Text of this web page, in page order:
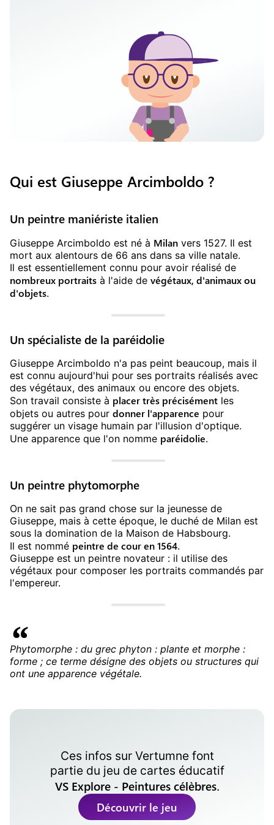
Qui est Giuseppe Arcimboldo ?
Un peintre maniériste italien
Giuseppe Arcimboldo est né à Milan vers 1527. Il est
mort aux alentours de 66 ans dans sa ville natale.
Il est essentiellement connu pour avoir réalisé de
nombreux portraits à l'aide de végétaux, d'animaux ou
d'objets.
Un spécialiste de la paréidolie
Giuseppe Arcimboldo n'a pas peint beaucoup, mais il
est connu aujourd'hui pour ses portraits réalisés avec
des végétaux, des animaux ou encore des objets.
Son travail consiste à placer très précisément les
objets ou autres pour donner l'apparence pour
suggérer un visage humain par l'illusion d'optique.
Une apparence que l'on nomme paréidolie.
Un peintre phytomorphe
On ne sait pas grand chose sur la jeunesse de
Giuseppe, mais à cette époque, le duché de Milan est
sous la domination de la Maison de Habsbourg.
Il est nommé peintre de cour en 1564.
Giuseppe est un peintre novateur : il utilise des
végétaux pour composer les portraits commandés par
l'empereur.
Phytomorphe : du grec phyton : plante et morphe :
forme ; ce terme désigne des objets ou structures qui
ont une apparence végétale.
Ces infos sur Vertumne font
partie du jeu de cartes éducatif
VS Explore - Peintures célèbres.
Découvrir le jeu